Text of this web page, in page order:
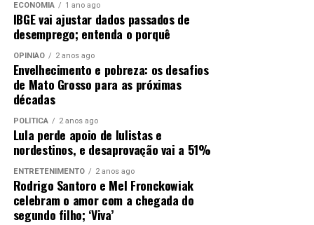
ECONOMIA 1 ano ago
IBGE vai ajustar dados passados de
desemprego; entenda o porquê
OPINIÃO 2 anos ago
Envelhecimento e pobreza: os desafios
de Mato Grosso para as próximas
décadas
POLÍTICA 2 anos ago
Lula perde apoio de lulistas e
nordestinos, e desaprovação vai a 51%
ENTRETENIMENTO 2 anos ago
Rodrigo Santoro e Mel Fronckowiak
celebram o amor com a chegada do
segundo filho; ‘Viva’